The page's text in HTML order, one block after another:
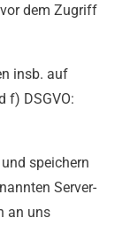
dem Zugriff
insb. auf
f) DSGVO:
speichern
Server-
an uns